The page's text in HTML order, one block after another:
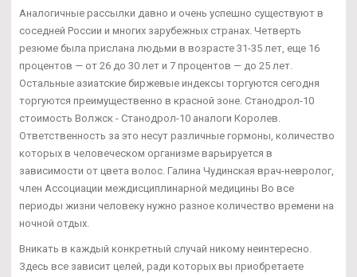
Аналогичные рассылки давно и очень успешно существуют в
соседней России и многих зарубежных странах. Четверть
резюме была прислана людьми в возрасте 31-35 лет, еще 16
процентов — от 26 до 30 лет и 7 процентов — до 25 лет.
Остальные азиатские биржевые индексы торгуются сегодня
торгуются преимущественно в красной зоне. Станодрол-10
стоимость Волжск - Станодрол-10 аналоги Королев.
Ответственность за это несут различные гормоны, количество
которых в человеческом организме варьируется в
зависимости от цвета волос. Галина Чудинская врач-невролог,
член Ассоциации междисциплинарной медицины Во все
периоды жизни человеку нужно разное количество времени на
ночной отдых.
Вникать в каждый конкретный случай никому неинтересно.
Здесь все зависит целей, ради которых вы приобретаете